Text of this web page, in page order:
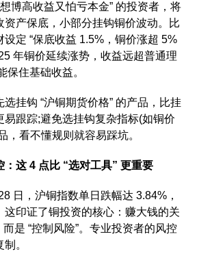
高收益又怕亏本金” 的投资者，将
资产保底，小部分挂钩铜价波动。比
定 “保底收益 1.5%，铜价涨超 5%
年铜价延续涨势，收益远超普通理
保住基础收益。
钩 “沪铜期货价格” 的产品，比挂
易跟踪;避免选挂钩复杂指标(如铜价
，看不懂规则就容易踩坑。
这 4 点比 “选对工具” 更重要
，沪铜指数单日跌幅达 3.84%，
这印证了铜投资的核心：赚大钱的关
而是 “控制风险”。专业投资者的风控
。